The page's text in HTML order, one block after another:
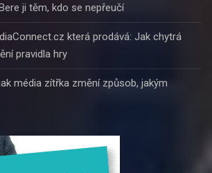
ji těm, kdo se nepřeučí
která prodává: Jak chytrá
pravidla hry
média zítřka změní způsob, jakým